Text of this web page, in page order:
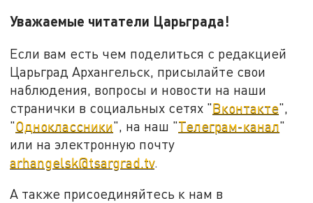
Уважаемые читатели Царьграда!
Если вам есть чем поделиться с редакцией
Царьград Архангельск, присылайте свои
наблюдения, вопросы и новости на наши
странички в социальных сетях "Вконтакте",
"Одноклассники", на наш "Телеграм-канал"
или на электронную почту
arhangelsk@tsargrad.tv.
А также присоединяйтесь к нам в